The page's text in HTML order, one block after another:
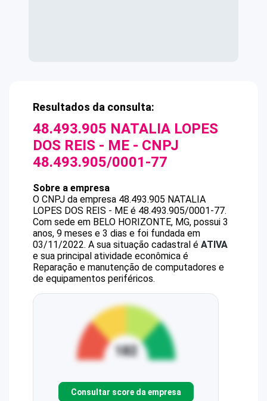
Resultados da consulta:
48.493.905 NATALIA LOPES
DOS REIS - ME - CNPJ
48.493.905/0001-77
Sobre a empresa
O CNPJ da empresa 48.493.905 NATALIA
LOPES DOS REIS - ME é 48.493.905/0001-77.
Com sede em BELO HORIZONTE, MG, possui 3
anos, 9 meses e 3 dias e foi fundada em
03/11/2022. A sua situação cadastral é ATIVA
e sua principal atividade econômica é
Reparação e manutenção de computadores e
de equipamentos periféricos.
Consultar score da empresa